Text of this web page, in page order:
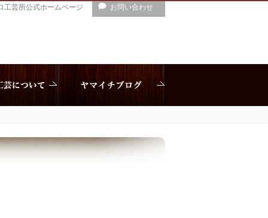
工芸所公式ホームページ お問い合わせ